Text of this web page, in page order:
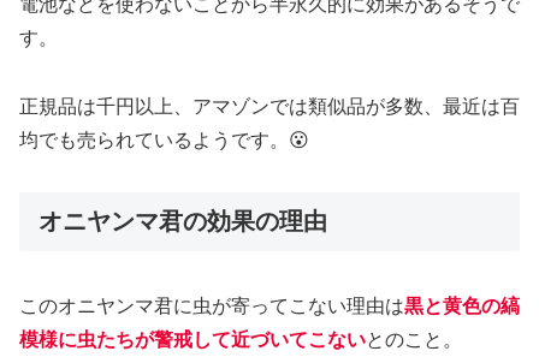
電池などを使わないことから半永久的に効果があるそうで
す。
正規品は千円以上、アマゾンでは類似品が多数、最近は百
均でも売られているようです。😮
オニヤンマ君の効果の理由
このオニヤンマ君に虫が寄ってこない理由は黒と黄色の縞
模様に虫たちが警戒して近づいてこないとのこと。